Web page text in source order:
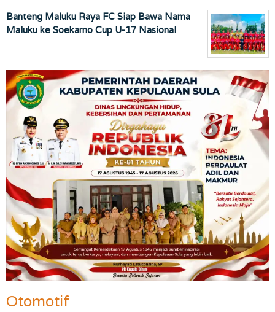
Banteng Maluku Raya FC Siap Bawa Nama
Maluku ke Soekarno Cup U-17 Nasional
Otomotif